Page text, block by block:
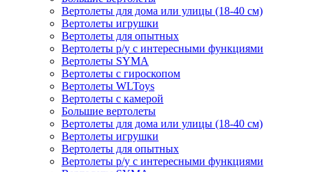
Вертолеты для дома или улицы (18-40 см)
Вертолеты игрушки
Вертолеты для опытных
Вертолеты р/у с интересными функциями
Вертолеты SYMA
Вертолеты с гироскопом
Вертолеты WLToys
Вертолеты с камерой
Большие вертолеты
Вертолеты для дома или улицы (18-40 см)
Вертолеты игрушки
Вертолеты для опытных
Вертолеты р/у с интересными функциями